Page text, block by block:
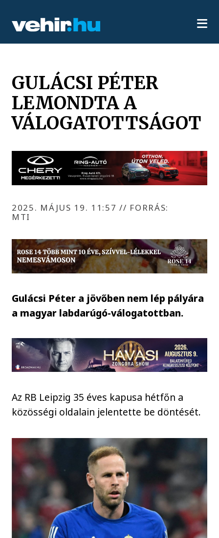
GULÁCSI PÉTER
LEMONDTA A
VÁLOGATOTTSÁGOT
2025. MÁJUS 19. 11:57// FORRÁS:
MTI
Gulácsi Péter a jövőben nem lép pályára
a magyar labdarúgó-válogatottban.
Az RB Leipzig 35 éves kapusa hétfőn a
közösségi oldalain jelentette be döntését.